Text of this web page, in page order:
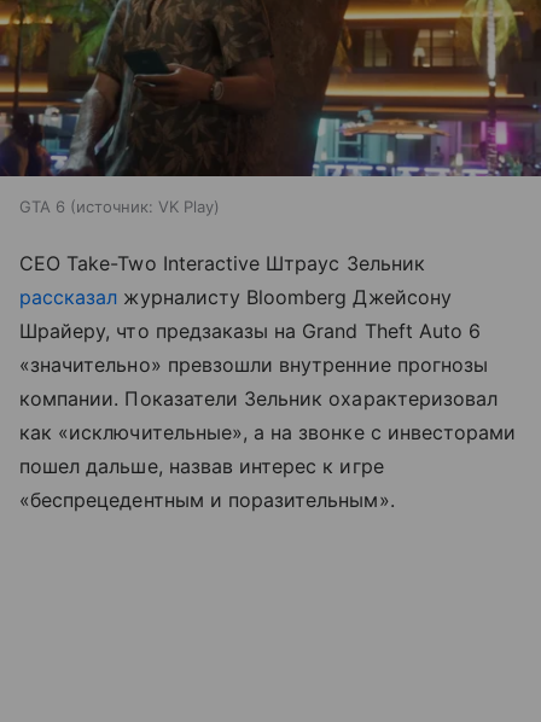
GTA 6 источник: VK Play
CEO Take-Two Interactive Штраус Зельник
рассказал журналисту Bloomberg Джейсону
Шрайеру, что предзаказы на Grand Theft Auto 6
«значительно» превзошли внутренние прогнозы
компании. Показатели Зельник охарактеризовал
как «исключительные», а на звонке с инвесторами
пошел дальше, назвав интерес к игре
«беспрецедентным и поразительным».